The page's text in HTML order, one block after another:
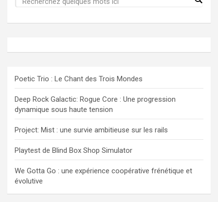
Poetic Trio : Le Chant des Trois Mondes
Deep Rock Galactic: Rogue Core : Une progression
dynamique sous haute tension
Project: Mist : une survie ambitieuse sur les rails
Playtest de Blind Box Shop Simulator
We Gotta Go : une expérience coopérative frénétique et
évolutive